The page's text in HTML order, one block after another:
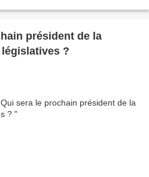
président de la
?